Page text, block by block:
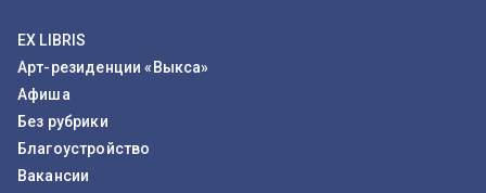
EX LIBRIS
Арт-резиденции «Выкса»
Афиша
Без рубрики
Благоустройство
Вакансии